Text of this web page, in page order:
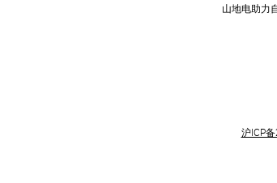
山地电助力
沪ICP